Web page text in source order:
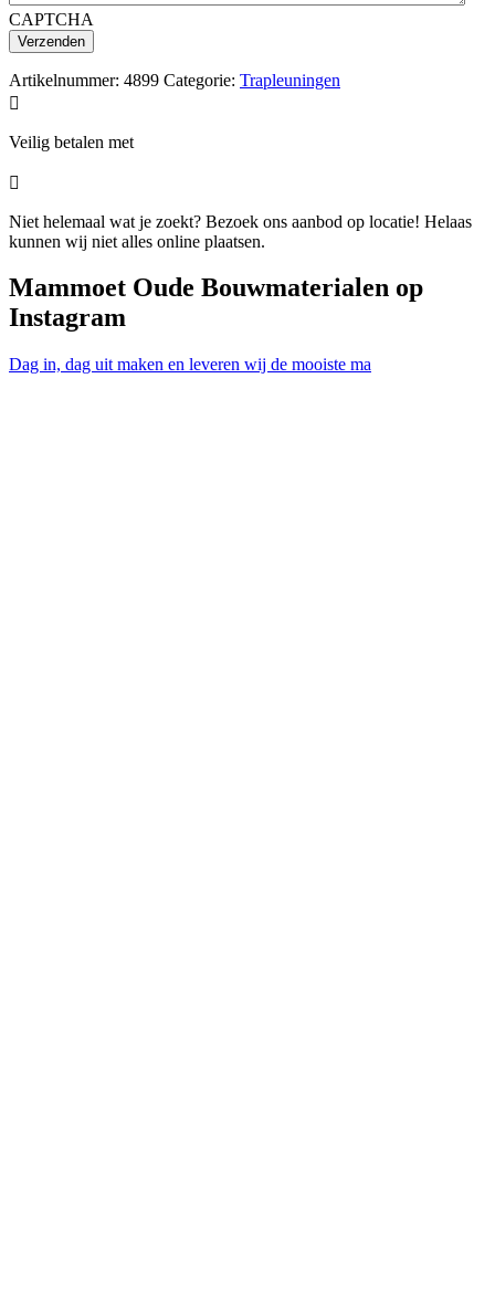
CAPTCHA
Artikelnummer: 4899 Categorie: Trapleuningen

Veilig betalen met

Niet helemaal wat je zoekt? Bezoek ons aanbod op locatie! Helaas
kunnen wij niet alles online plaatsen.
Mammoet Oude Bouwmaterialen op
Instagram
Dag in, dag uit maken en leveren wij de mooiste ma